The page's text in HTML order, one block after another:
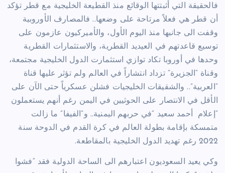
فالحقيقة التي أثبتتها الوقائع منذ القطيعة الخليجية مع قطر تؤكد
أن قطر هي فعلاً مرتاحة على وضعها.. فالمصارف الأوروبية
وقفت الى جانبها منذ اليوم الأول، والأميركيون عازمون على
توسيع قاعدتهم في العيديد القطرية، والاستثمارات القطرية
وحدها في أوروبا تكاد توازي استثمارت الدول الخليجية مجتمعة،
وقناة “الجزيرة” تزداد انتشاراً في العالم ولم تؤثر عليها قناة
“العربية”.. والشقيقات الخليجيات فشلن عسكرياً حتى الآن على
الأقل في الانتصار على الحوثيين في اليمن رغم أنهم يستعملون
“إعلام
أحمد سعيد “في حربهم اليمنية.. و”الفيفا” ما زالت
متمسكة بإقامة بطولة العالم في كرة القدم في الدوحة سنة
2022 رغم تهديد الدول الخليجية بالمقاطعة.
وكي يعيد السعوديون اعتبارهم الى الساحة الدولية فقد “فشوا